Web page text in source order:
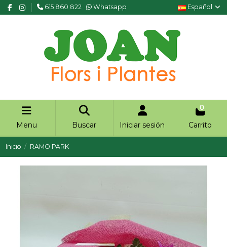
615 860 822 Whatsapp Español
Menu Buscar Iniciar sesión
0
Carrito
Inicio RAMO PARK